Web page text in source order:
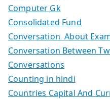
Computer Gk
Consolidated Fund
Conversation About
Conversation Between
Conversations
Counting in hindi
Countries Capital And